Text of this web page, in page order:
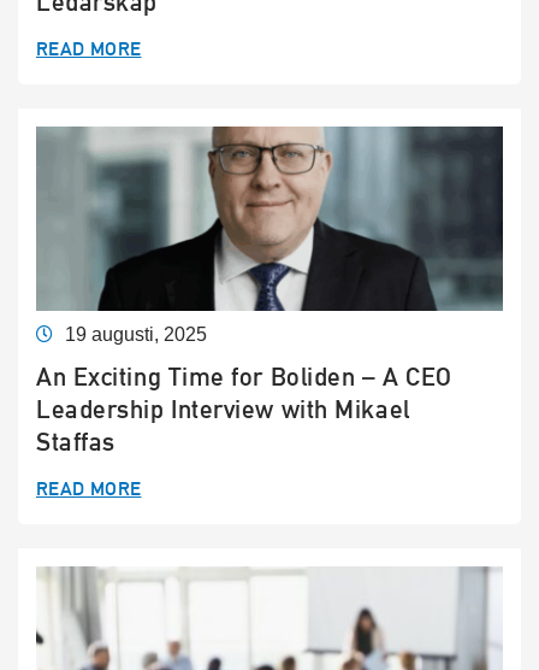
READ MORE
19 augusti, 2025
An Exciting Time for Boliden – A CEO
Leadership Interview with Mikael
Staffas
READ MORE